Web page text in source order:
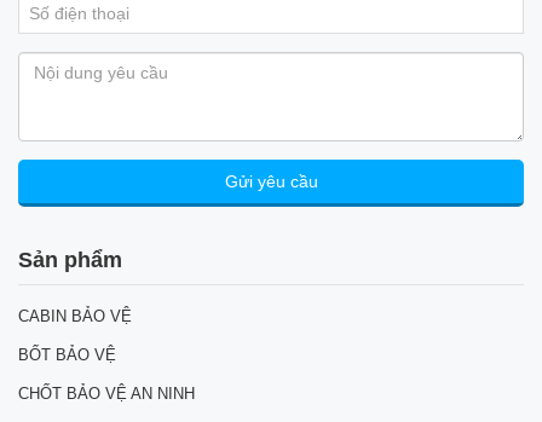
Sản phẩm
CABIN BẢO VỆ
BỐT BẢO VỆ
CHỐT BẢO VỆ AN NINH